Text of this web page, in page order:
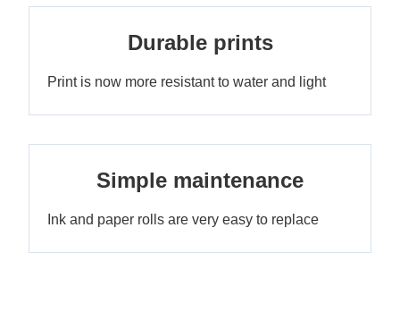
Durable prints
Print is now more resistant to water and light
Simple maintenance
Ink and paper rolls are very easy to replace